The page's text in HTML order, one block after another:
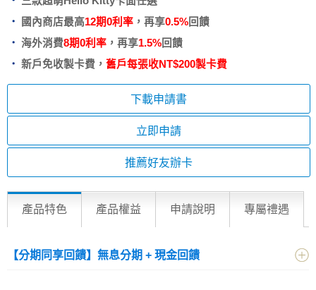
國內商店最高12期0利率 ，再享0.5%回饋
海外消費8期0利率 ，再享1.5%回饋
新戶免收製卡費， 舊戶每張收NT$200製卡費
下載申請書
立即申請
推薦好友辦卡
產品特色 產品權益 申請說明 專屬禮遇
【分期同享回饋】無息分期 + 現金回饋